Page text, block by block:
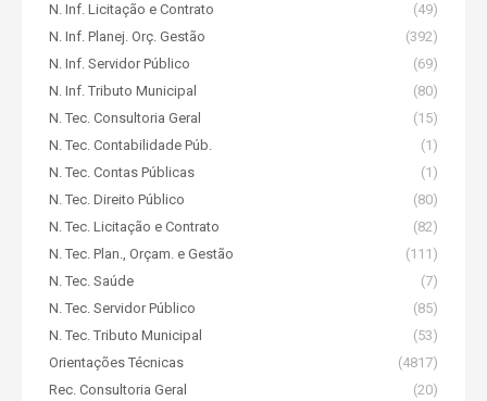
N. Inf. Licitação e Contrato
(49)
N. Inf. Planej. Orç. Gestão
(392)
N. Inf. Servidor Público
(69)
N. Inf. Tributo Municipal
(80)
N. Tec. Consultoria Geral
(15)
N. Tec. Contabilidade Púb.
(1)
N. Tec. Contas Públicas
(1)
N. Tec. Direito Público
(80)
N. Tec. Licitação e Contrato
(82)
N. Tec. Plan., Orçam. e Gestão
(111)
N. Tec. Saúde
(7)
N. Tec. Servidor Público
(85)
N. Tec. Tributo Municipal
(53)
Orientações Técnicas
(4817)
Rec. Consultoria Geral
(20)